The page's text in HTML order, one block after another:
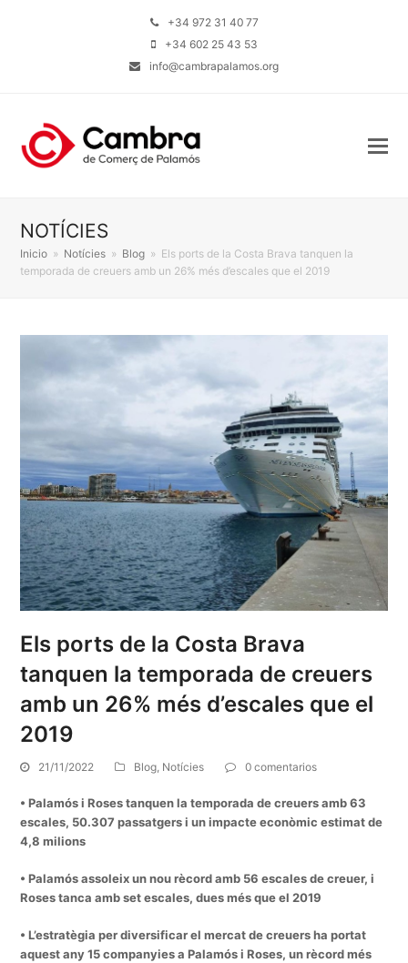
+34 972 31 40 77
+34 602 25 43 53
info@cambrapalamos.org
NOTÍCIES
Inicio » Notícies » Blog » Els ports de la Costa Brava tanquen la
temporada de creuers amb un 26% més d’escales que el 2019
Els ports de la Costa Brava
tanquen la temporada de creuers
amb un 26% més d’escales que el
2019
21/11/2022 Blog, Notícies 0 comentarios
• Palamós i Roses tanquen la temporada de creuers amb 63
escales, 50.307passatgers i un impacte econòmic estimat de
4,8 milions
• Palamós assoleix un nou rècord amb 56 escales de creuer, i
Roses tancaamb set escales, dues més que el 2019
• L’estratègia per diversificar el mercat de creuers ha portat
aquest any 15companyies a Palamós i Roses, un rècord més